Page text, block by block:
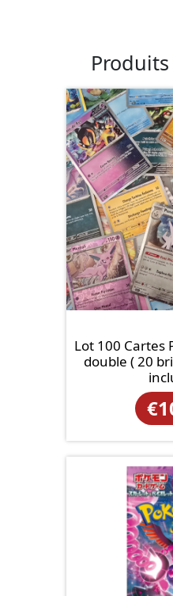
Lot 100 Cartes
double ( 20
€